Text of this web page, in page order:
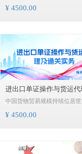
志着AEO认证进入“精耕细作”
级、防范系统性风险、稳固核
力的内在引擎。只有真正将
做实、做深、做透，才能让
块“金字招牌”历久弥新，在
的航道上行稳致远。
¥ 4500.00
进出口单证操作与货运代
通关实务
中国货物贸易规模持续位居
一，为全球经济发展作出重要
确选择与原产地享惠、海关
事后验估，对企业是至关重要
¥ 4500.00